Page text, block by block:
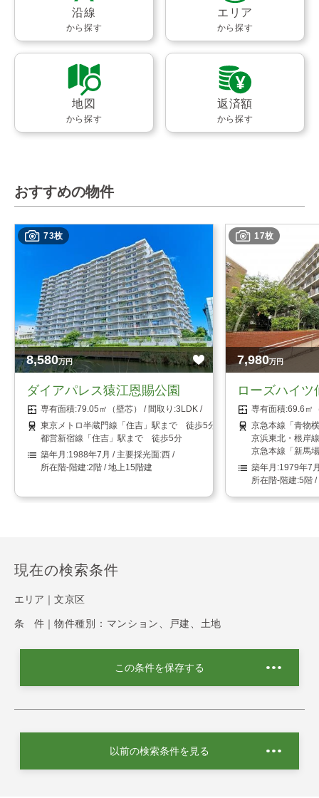
沿線
から探す
エリア
から探す
地図
から探す
返済額
から探す
おすすめの物件
73枚
8,580万円
ダイアパレス猿江恩賜公園
79.05㎡（壁芯）
3LDK
東京メトロ半蔵門線「住吉」駅まで 徒歩5分
都営新宿線「住吉」駅まで 徒歩5分
1988年7月
西
2階 / 地上15階建
17枚
7,980万円
ローズハイツ
69.6㎡
京急本線「青物
京浜東北・根岸
京急本線「新馬
1979年7
5階 /
現在の検索条件
エリア｜ 文京区
条 件｜ 物件種別：マンション、戸建、土地
この条件を保存する
以前の検索条件を見る